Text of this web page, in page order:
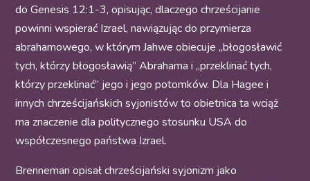
do Genesis 12:1-3, opisując, dlaczego chrześcijanie
powinni wspierać Izrael, nawiązując do przymierza
abrahamowego, w którym Jahwe obiecuje „błogosławić
tych, którzy błogosławią” Abrahama i „przeklinać tych,
którzy przeklinać” jego i jego potomków. Dla Hagee i
innych chrześcijańskich syjonistów to obietnica ta wciąż
ma znaczenie dla politycznego stosunku USA do
współczesnego państwa Izrael.
Brenneman opisał chrześcijański syjonizm jako